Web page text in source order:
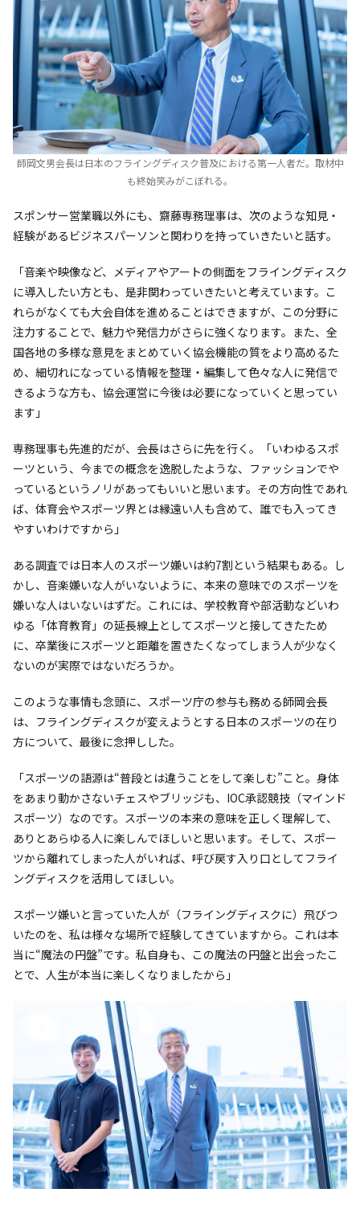
師岡文男会長は日本のフライングディスク普及における第一人者だ。取材中
も終始笑みがこぼれる。
スポンサー営業職以外にも、齋藤専務理事は、次のような知見・
経験があるビジネスパーソンと関わりを持っていきたいと話す。
「音楽や映像など、メディアやアートの側面をフライングディスク
に導入したい方とも、是非関わっていきたいと考えています。こ
れらがなくても大会自体を進めることはできますが、この分野に
注力することで、魅力や発信力がさらに強くなります。また、全
国各地の多様な意見をまとめていく協会機能の質をより高めるた
め、細切れになっている情報を整理・編集して色々な人に発信で
きるような方も、協会運営に今後は必要になっていくと思ってい
ます」
専務理事も先進的だが、会長はさらに先を行く。「いわゆるスポ
ーツという、今までの概念を逸脱したような、ファッションでや
っているというノリがあってもいいと思います。その方向性であれ
ば、体育会やスポーツ界とは縁遠い人も含めて、誰でも入ってき
やすいわけですから」
ある調査では日本人のスポーツ嫌いは約7割という結果もある。し
かし、音楽嫌いな人がいないように、本来の意味でのスポーツを
嫌いな人はいないはずだ。これには、学校教育や部活動などいわ
ゆる「体育教育」の延長線上としてスポーツと接してきたため
に、卒業後にスポーツと距離を置きたくなってしまう人が少なく
ないのが実際ではないだろうか。
このような事情も念頭に、スポーツ庁の参与も務める師岡会長
は、フライングディスクが変えようとする日本のスポーツの在り
方について、最後に念押しした。
「スポーツの語源は“普段とは違うことをして楽しむ”こと。身体
をあまり動かさないチェスやブリッジも、IOC承認競技（マインド
スポーツ）なのです。スポーツの本来の意味を正しく理解して、
ありとあらゆる人に楽しんでほしいと思います。そして、スポー
ツから離れてしまった人がいれば、呼び戻す入り口としてフライ
ングディスクを活用してほしい。
スポーツ嫌いと言っていた人が（フライングディスクに）飛びつ
いたのを、私は様々な場所で経験してきていますから。これは本
当に“魔法の円盤”です。私自身も、この魔法の円盤と出会ったこ
とで、人生が本当に楽しくなりましたから」